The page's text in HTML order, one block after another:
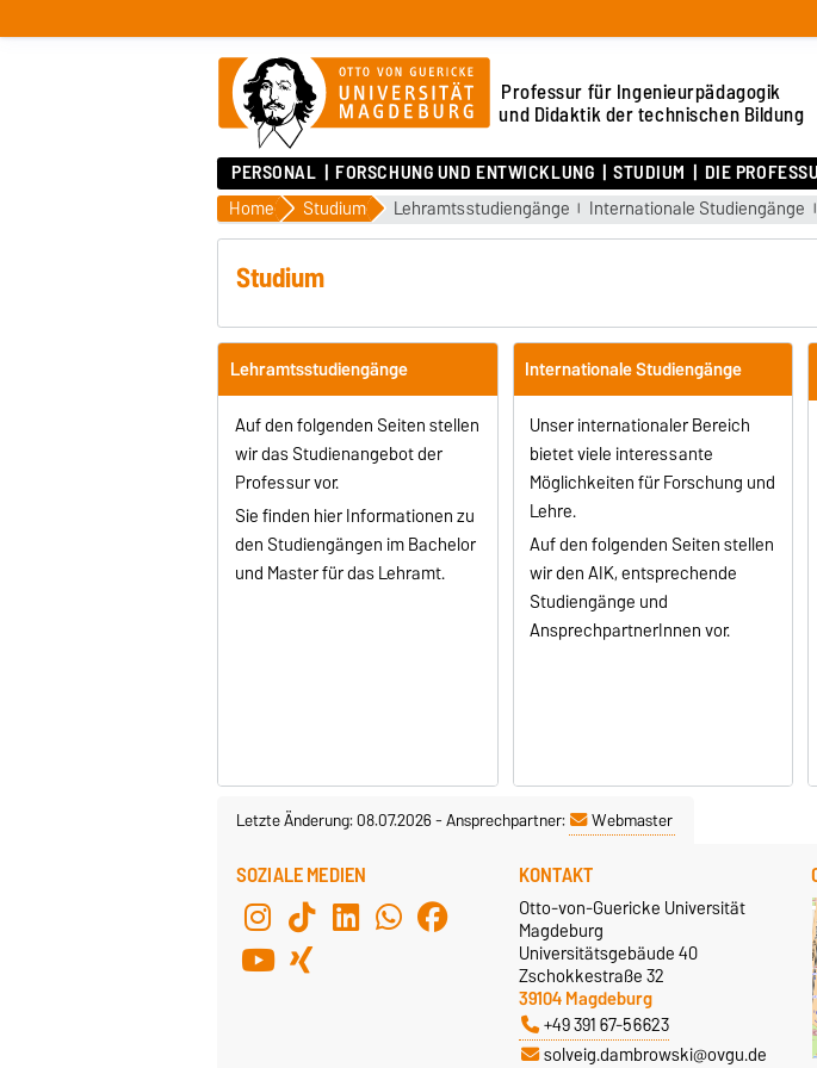
Professur für Ingenieurpädagogik
und Didaktik der technischen Bildung
PERSONAL FORSCHUNG UND ENTWICKLUNG STUDIUM DIE
Home Studium Lehramtsstudiengänge Internationale Studiengänge
Studium
Lehramtsstudiengänge
Auf den folgenden Seiten stellen
wir das Studienangebot der
Professur vor.
Sie finden hier Informationen zu
den Studiengängen im Bachelor
und Master für das Lehramt.
Internationale Studiengänge
Unser internationaler Bereich
bietet viele interessante
Möglichkeiten für Forschung und
Lehre.
Auf den folgenden Seiten stellen
wir den AIK, entsprechende
Studiengänge und
AnsprechpartnerInnen vor.
Letzte Änderung: 08.07.2026-Ansprechpartner: Webmaster
SOZIALE MEDIEN KONTAKT
Otto-von-Guericke Universität
Magdeburg
Universitätsgebäude 40
Zschokkestraße 32
39104 Magdeburg
+49 391 67-56623
solveig.dambrowski@ovgu.de